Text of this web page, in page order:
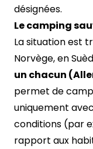
désignées.
Le camping
La situation est
Norvège, en
un chacun
permet de
uniquement
conditions (par
rapport aux